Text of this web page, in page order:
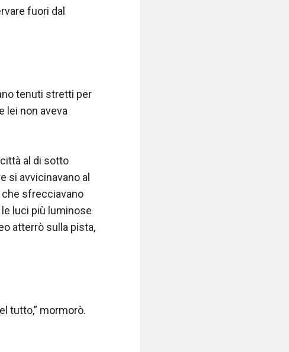
fuori dal
tenuti stretti per
lei non aveva
al di sotto
si avvicinavano al
che sfrecciavano
le luci più luminose
atterrò sulla pista,
tutto,” mormorò.